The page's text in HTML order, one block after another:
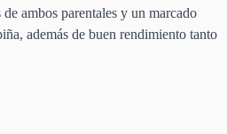
ambos parentales y un marcado
además de buen rendimiento tanto